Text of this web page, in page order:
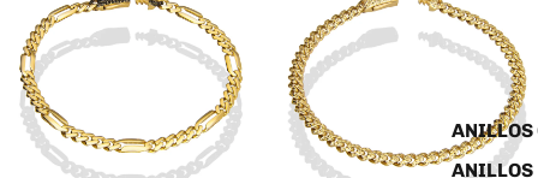
ANILLOS